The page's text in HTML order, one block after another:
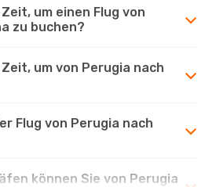
um einen Flug von
zu buchen?
um von Perugia nach
Flug von Perugia nach
können Sie von Perugia